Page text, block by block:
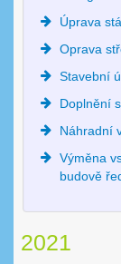
Úprava
Oprava
Stavební
Doplnění
Náhradní
Výměna
budově
2021